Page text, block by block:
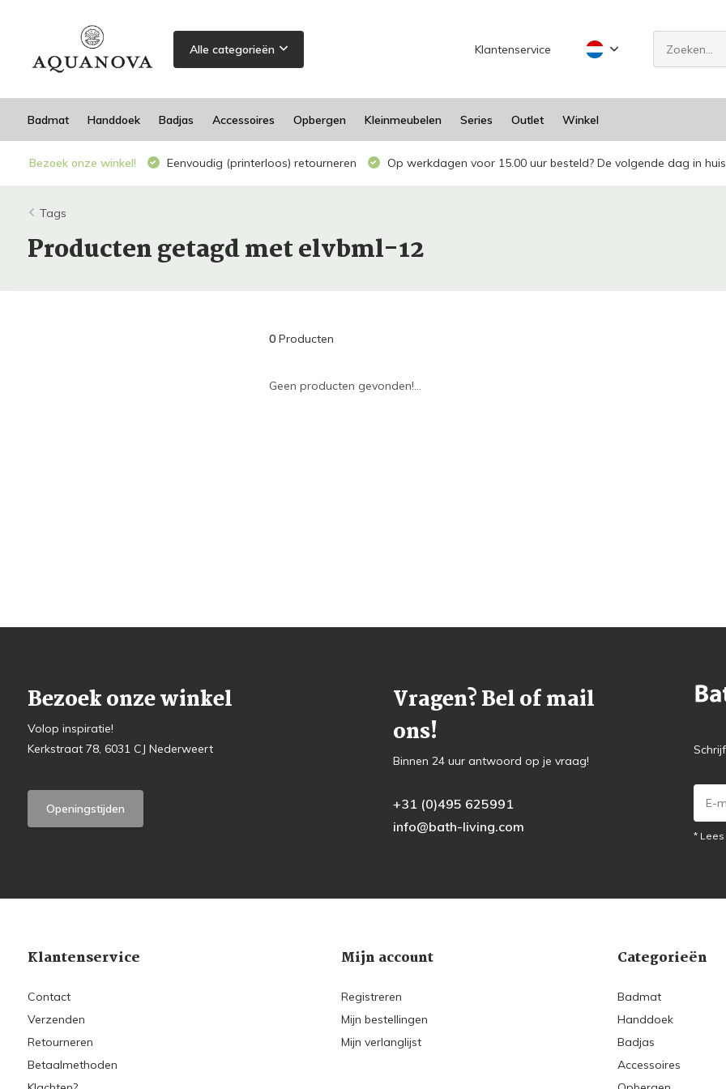
Alle categorieën Klantenservice
Badmat Handdoek Badjas Accessoires Opbergen Kleinmeubelen Series Outlet Winkel
Bezoek onze winkel! Eenvoudig (printerloos) retourneren Op werkdagen voor 15.00 uur besteld? De volgende dag in
Tags
Producten getagd met elvbml-12
0Producten
Geen producten gevonden!...
Bezoek onze winkel
Volop inspiratie!
Kerkstraat 78, 6031 CJ Nederweert
Openingstijden
Vragen? Bel of mail
ons!
Binnen 24 uur antwoord op je vraag!
+31 (0)495 625991
info@bath-living.com
*
Klantenservice
Contact
Verzenden
Retourneren
Betaalmethoden
Mijn account
Registreren
Mijn bestellingen
Mijn verlanglijst
Categorieën
Badmat
Handdoek
Badjas
Accessoires